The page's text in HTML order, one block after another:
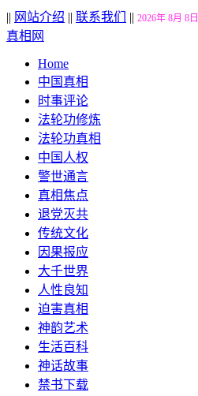
|| 网站介绍 || 联系我们 || 2026年 8月 8
真相网
Home
中国真相
时事评论
法轮功修炼
法轮功真相
中国人权
警世通言
真相焦点
退党灭共
传统文化
因果报应
大千世界
人性良知
迫害真相
神韵艺术
生活百科
神话故事
禁书下载